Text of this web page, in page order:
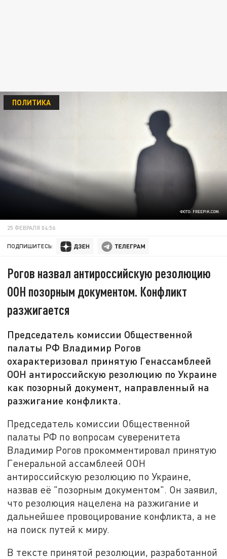
ФОТО: FREEPIK.COM.
ПОЛИТИКА
25 ФЕВРАЛЯ 04:56
ПОДПИШИТЕСЬ:
Рогов назвал антироссийскую резолюцию
ООН позорным документом. Конфликт
разжигается
Председатель комиссии Общественной
палаты РФ Владимир Рогов
охарактеризовал принятую Генассамблеей
ООН антироссийскую резолюцию по Украине
как позорный документ, направленный на
разжигание конфликта.
Председатель комиссии Общественной
палаты РФ по вопросам суверенитета
Владимир Рогов прокомментировал принятую
Генеральной ассамблеей ООН
антироссийскую резолюцию по Украине,
назвав её "позорным документом". Он заявил,
что резолюция нацелена на разжигание и
дальнейшее провоцирование конфликта, а не
на поиск путей к миру.
В тексте принятой резолюции, разработанной